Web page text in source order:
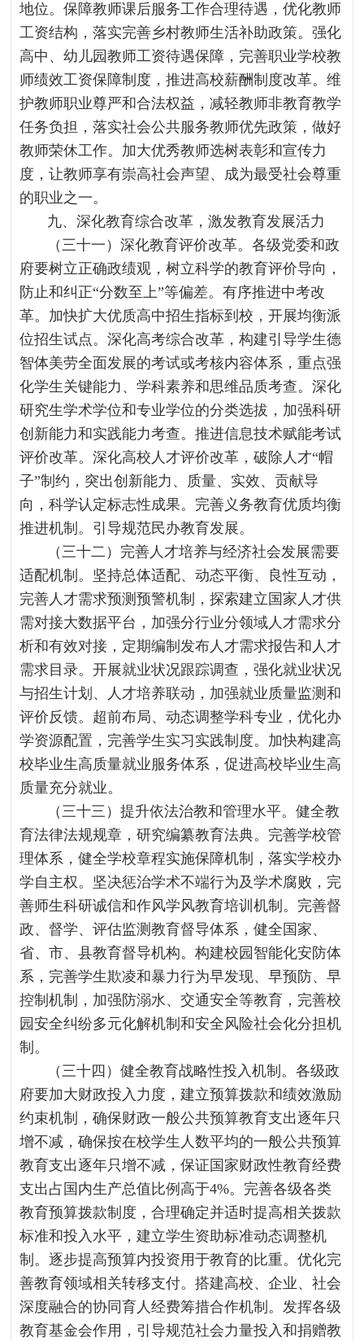
地位。保障教师课后服务工作合理待遇，优化教师
工资结构，落实完善乡村教师生活补助政策。强化
高中、幼儿园教师工资待遇保障，完善职业学校教
师绩效工资保障制度，推进高校薪酬制度改革。维
护教师职业尊严和合法权益，减轻教师非教育教学
任务负担，落实社会公共服务教师优先政策，做好
教师荣休工作。加大优秀教师选树表彰和宣传力
度，让教师享有崇高社会声望、成为最受社会尊重
的职业之一。
九、深化教育综合改革，激发教育发展活力
（三十一）深化教育评价改革。各级党委和政
府要树立正确政绩观，树立科学的教育评价导向，
防止和纠正“分数至上”等偏差。有序推进中考改
革。加快扩大优质高中招生指标到校，开展均衡派
位招生试点。深化高考综合改革，构建引导学生德
智体美劳全面发展的考试或考核内容体系，重点强
化学生关键能力、学科素养和思维品质考查。深化
研究生学术学位和专业学位的分类选拔，加强科研
创新能力和实践能力考查。推进信息技术赋能考试
评价改革。深化高校人才评价改革，破除人才“帽
子”制约，突出创新能力、质量、实效、贡献导
向，科学认定标志性成果。完善义务教育优质均衡
推进机制。引导规范民办教育发展。
（三十二）完善人才培养与经济社会发展需要
适配机制。坚持总体适配、动态平衡、良性互动，
完善人才需求预测预警机制，探索建立国家人才供
需对接大数据平台，加强分行业分领域人才需求分
析和有效对接，定期编制发布人才需求报告和人才
需求目录。开展就业状况跟踪调查，强化就业状况
与招生计划、人才培养联动，加强就业质量监测和
评价反馈。超前布局、动态调整学科专业，优化办
学资源配置，完善学生实习实践制度。加快构建高
校毕业生高质量就业服务体系，促进高校毕业生高
质量充分就业。
（三十三）提升依法治教和管理水平。健全教
育法律法规规章，研究编纂教育法典。完善学校管
理体系，健全学校章程实施保障机制，落实学校办
学自主权。坚决惩治学术不端行为及学术腐败，完
善师生科研诚信和作风学风教育培训机制。完善督
政、督学、评估监测教育督导体系，健全国家、
省、市、县教育督导机构。构建校园智能化安防体
系，完善学生欺凌和暴力行为早发现、早预防、早
控制机制，加强防溺水、交通安全等教育，完善校
园安全纠纷多元化解机制和安全风险社会化分担机
制。
（三十四）健全教育战略性投入机制。各级政
府要加大财政投入力度，建立预算拨款和绩效激励
约束机制，确保财政一般公共预算教育支出逐年只
增不减，确保按在校学生人数平均的一般公共预算
教育支出逐年只增不减，保证国家财政性教育经费
支出占国内生产总值比例高于4%。完善各级各类
教育预算拨款制度，合理确定并适时提高相关拨款
标准和投入水平，建立学生资助标准动态调整机
制。逐步提高预算内投资用于教育的比重。优化完
善教育领域相关转移支付。搭建高校、企业、社会
深度融合的协同育人经费筹措合作机制。发挥各级
教育基金会作用，引导规范社会力量投入和捐赠教